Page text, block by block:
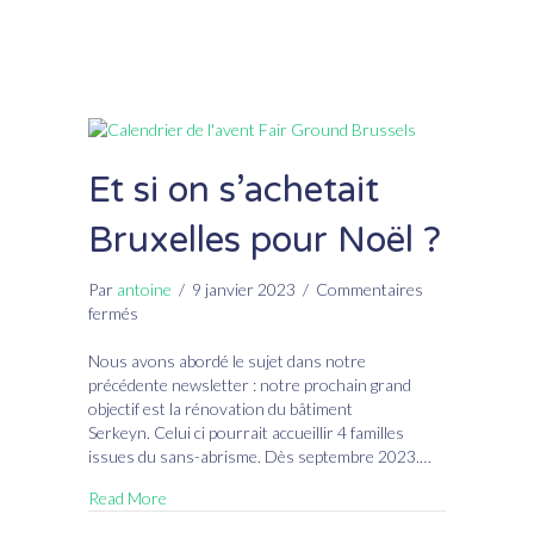
Et si on s’achetait
Bruxelles pour Noël ?
Par antoine / 9 janvier 2023 / Commentaires
fermés
si
on
s’achetait
Bruxelles
pour
?
Nous avons abordé le sujet dans notre
précédente newsletter : notre prochain grand
objectif est la rénovation du bâtiment
Serkeyn. Celui ci pourrait accueillir 4 familles
issues du sans-abrisme. Dès septembre 2023.…
Read More